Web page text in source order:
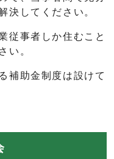
決してください。
従事者しか住むこと
い。
補助金制度は設けて